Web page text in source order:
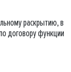
раскрытию, в
договору функции